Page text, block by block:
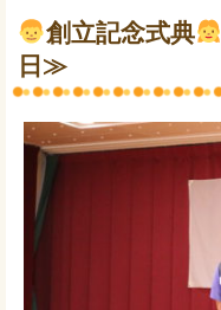
創立記念式典
日≫